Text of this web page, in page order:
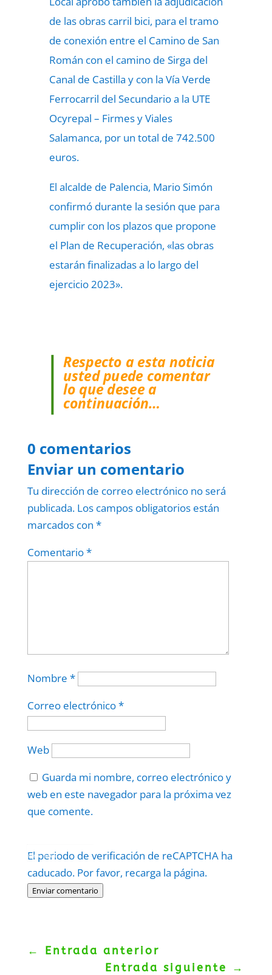
de las obras carril bici, para el tramo
de conexión entre el Camino de San
Román con el camino de Sirga del
Canal de Castilla y con la Vía Verde
Ferrocarril del Secundario a la UTE
Ocyrepal – Firmes y Viales
Salamanca, por un total de 742.500
euros.
El alcalde de Palencia, Mario Simón
confirmó durante la sesión que para
cumplir con los plazos que propone
el Plan de Recuperación, «las obras
estarán finalizadas a lo largo del
ejercicio 2023».
Respecto a esta noticia
usted puede comentar
lo que desee a
continuación…
0 comentarios
Enviar un comentario
Tu dirección de correo electrónico no será
publicada. Los campos obligatorios están
marcados con *
Comentario*
Nombre *
Correo electrónico*
Web
Guarda mi nombre, correo electrónico y
web en este navegador para la próxima vez
que comente.
El periodo de verificación de reCAPTCHA ha
caducado. Por favor, recarga la página.
Enviar comentario
Politica–Términos.
← Entrada anterior
Entrada siguiente
→